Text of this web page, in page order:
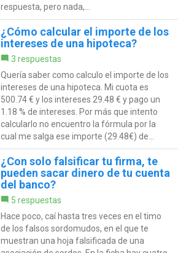
respuesta, pero nada,...
¿Cómo calcular el importe de los
intereses de una hipoteca?
3 respuestas
Quería saber como calculo el importe de los
intereses de una hipoteca. Mi cuota es
500.74 € y los intereses 29.48 € y pago un
1.18 % de intereses. Por más que intento
calcularlo no encuentro la fórmula por la
cual me salga ese importe (29.48€) de...
¿Con solo falsificar tu firma, te
pueden sacar dinero de tu cuenta
del banco?
5 respuestas
Hace poco, caí hasta tres veces en el timo
de los falsos sordomudos, en el que te
muestran una hoja falsificada de una